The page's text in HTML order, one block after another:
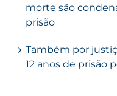
morte são
prisão
Também por
12 anos de prisão